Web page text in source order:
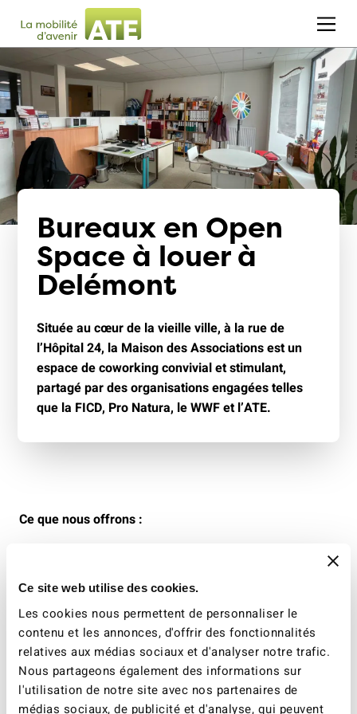
Ce site web utilise des cookies.
Les cookies nous permettent de personnaliser le
contenu et les annonces, d'offrir des fonctionnalités
relatives aux médias sociaux et d'analyser notre trafic.
Nous partageons également des informations sur
l'utilisation de notre site avec nos partenaires de
médias sociaux, de publicité et d'analyse, qui peuvent
Bureaux en Open
Space à louer à
Delémont
Située au cœur de la vieille ville, à la rue de
l’Hôpital 24, la Maison des Associations est un
espace de coworking convivial et stimulant,
partagé par des organisations engagées telles
que la FICD, Pro Natura, le WWF et l’ATE.
Ce que nous offrons :
Salle de conférenceéquipée avec
Connexion internet haut débit (Wi-Fi)
Imprimanteà disposition
Espace de rangementpour vos documents